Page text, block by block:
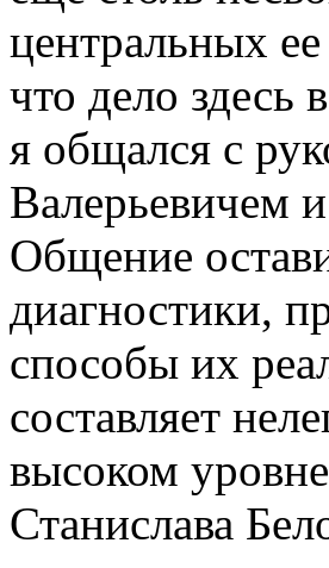
центральных
что дело здесь
я общался с
Валерьевичем
Общение
диагностики,
способы их
составляет
высоком
Станислава